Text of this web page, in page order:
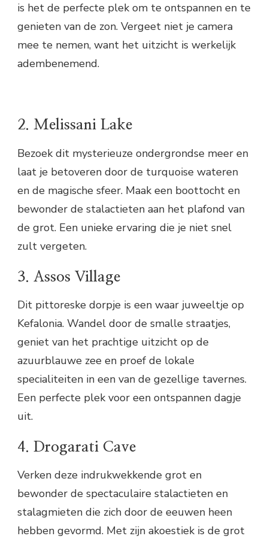
is het de perfecte plek om te ontspannen en te
genieten van de zon. Vergeet niet je camera
mee te nemen, want het uitzicht is werkelijk
adembenemend.
2. Melissani Lake
Bezoek dit mysterieuze ondergrondse meer en
laat je betoveren door de turquoise wateren
en de magische sfeer. Maak een boottocht en
bewonder de stalactieten aan het plafond van
de grot. Een unieke ervaring die je niet snel
zult vergeten.
3. Assos Village
Dit pittoreske dorpje is een waar juweeltje op
Kefalonia. Wandel door de smalle straatjes,
geniet van het prachtige uitzicht op de
azuurblauwe zee en proef de lokale
specialiteiten in een van de gezellige tavernes.
Een perfecte plek voor een ontspannen dagje
uit.
4. Drogarati Cave
Verken deze indrukwekkende grot en
bewonder de spectaculaire stalactieten en
stalagmieten die zich door de eeuwen heen
hebben gevormd. Met zijn akoestiek is de grot